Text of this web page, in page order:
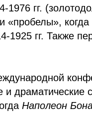
1976 гг.
«пробелы», когда
1925 гг. Также
драматические
Наполеон